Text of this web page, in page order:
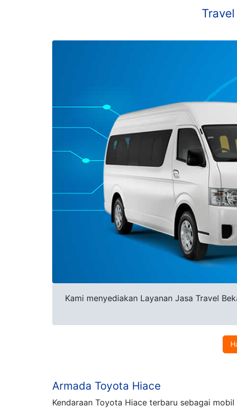
Kami menyediakan Layanan Jasa Travel
Armada Toyota Hiace
Kendaraan Toyota Hiace terbaru sebagai